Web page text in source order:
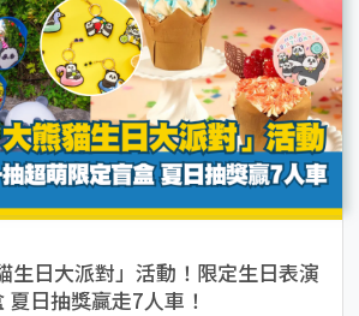
生日大派對」活動！限定生日表演
日抽獎贏走7人車！